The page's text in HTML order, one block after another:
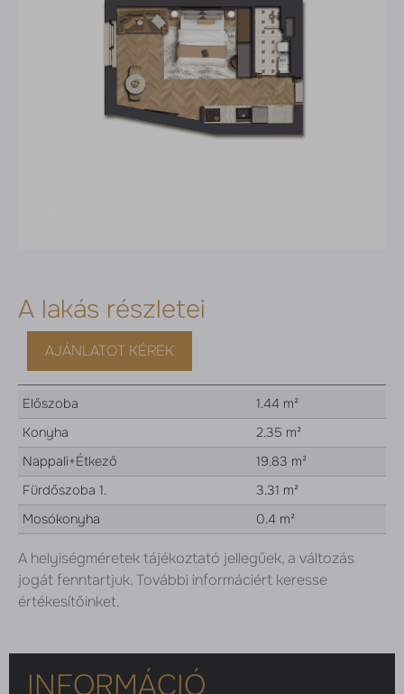
A lakás részletei
AJÁNLATOT KÉREK
Előszoba
1.44 m²
Konyha
2.35 m²
Nappali+Étkező
19.83 m²
Fürdőszoba 1.
3.31 m²
Mosókonyha
0.4 m²
A helyiségméretek tájékoztató jellegűek, a változás
jogát fenntartjuk. További informáciért keresse
értékesítőinket.
INFORMÁCIÓ